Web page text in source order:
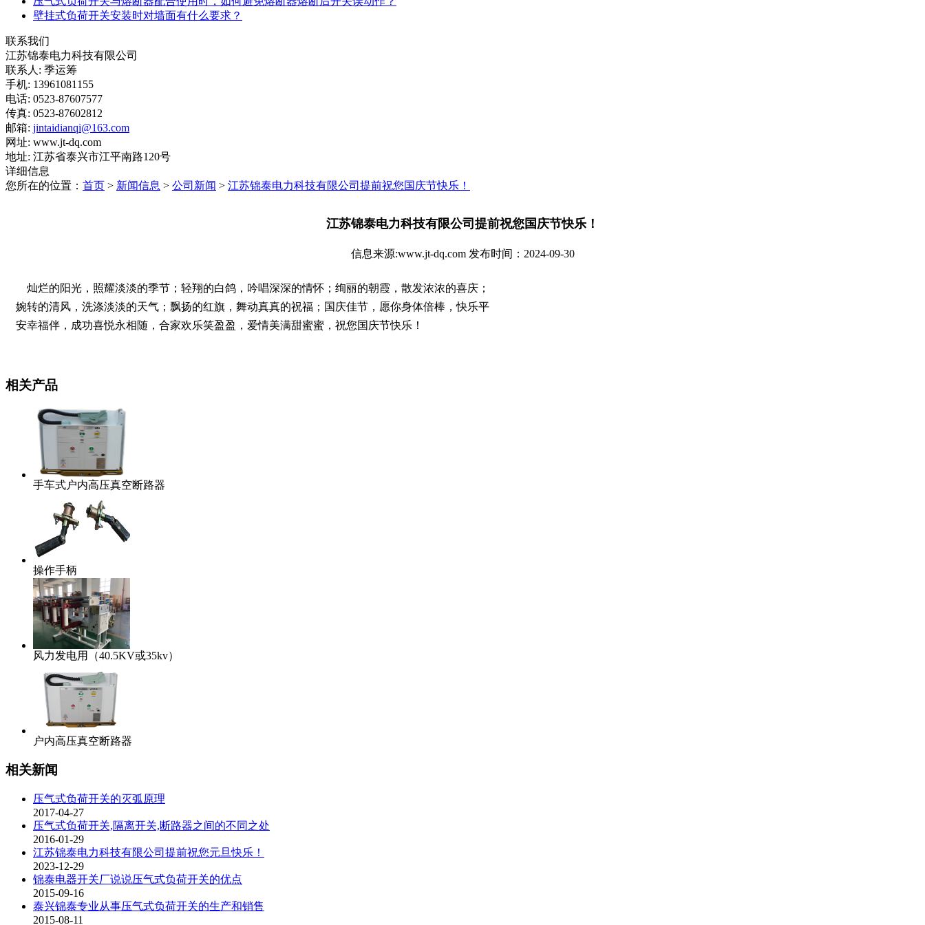
壁挂式负荷开关安装时对墙面有什么要求？
联系我们
江苏锦泰电力科技有限公司
联系人: 季运筹
手机: 13961081155
电话: 0523-87607577
传真: 0523-87602812
邮箱: jintaidianqi@163.com
网址: www.jt-dq.com
地址: 江苏省泰兴市江平南路120号
详细信息
您所在的位置： 首页 > 新闻信息 > 公司新闻 > 江苏锦泰电力科技有限公司提前祝您国庆节快乐！
江苏锦泰电力科技有限公司提前祝您国庆节快乐！
信息来源:www.jt-dq.com 发布时间：2024-09-30
灿烂的阳光，照耀淡淡的季节；轻翔的白鸽，吟唱深深的情怀；绚丽的朝霞，散发浓浓的喜庆；
婉转的清风，洗涤淡淡的天气；飘扬的红旗，舞动真真的祝福；国庆佳节，愿你身体倍棒，快乐平
安幸福伴，成功喜悦永相随，合家欢乐笑盈盈，爱情美满甜蜜蜜，祝您国庆节快乐！
相关产品
手车式户内高压真空断路器
操作手柄
风力发电用（40.5KV或35kv）
户内高压真空断路器
相关新闻
压气式负荷开关的灭弧原理
2017-04-27
压气式负荷开关,隔离开关,断路器之间的不同之处
2016-01-29
江苏锦泰电力科技有限公司提前祝您元旦快乐！
2023-12-29
锦泰电器开关厂说说压气式负荷开关的优点
2015-09-16
泰兴锦泰专业从事压气式负荷开关的生产和销售
2015-08-11